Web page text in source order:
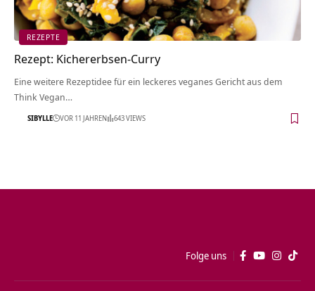
REZEPTE
Rezept: Kichererbsen-Curry
Eine weitere Rezeptidee für ein leckeres veganes Gericht aus dem
Think Vegan…
SIBYLLE VOR 11 JAHREN 643 VIEWS
Folge uns